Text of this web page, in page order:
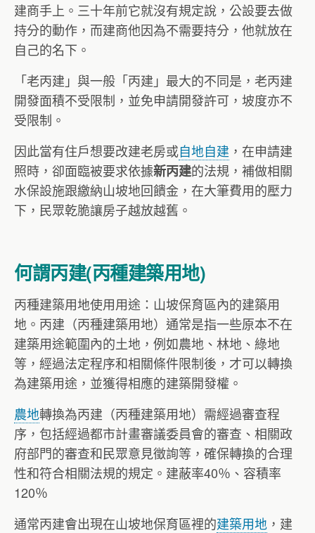
建商手上。三十年前它就沒有規定說，公設要去做
持分的動作，而建商他因為不需要持分，他就放在
自己的名下。
「老丙建」與一般「丙建」最大的不同是，老丙建
開發面積不受限制，並免申請開發許可，坡度亦不
受限制。
因此當有住戶想要改建老房或自地自建 ，在申請建
照時，卻面臨被要求依據新丙建的法規，補做相關
水保設施跟繳納山坡地回饋金，在大筆費用的壓力
下，民眾乾脆讓房子越放越舊。
何謂丙建(丙種建築用地)
丙種建築用地使用用途：山坡保育區內的建築用
地。丙建（丙種建築用地）通常是指一些原本不在
建築用途範圍內的土地，例如農地、林地、綠地
等，經過法定程序和相關條件限制後，才可以轉換
為建築用途，並獲得相應的建築開發權。
農地轉換為丙建（丙種建築用地）需經過審查程
序，包括經過都市計畫審議委員會的審查、相關政
府部門的審查和民眾意見徵詢等，確保轉換的合理
性和符合相關法規的規定。建蔽率40％、容積率
120％
通常丙建會出現在山坡地保育區裡的建築用地 ，建